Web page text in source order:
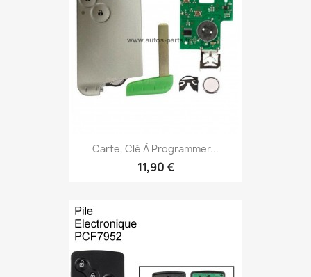
Carte, Clé À Programmer...
11,90 €